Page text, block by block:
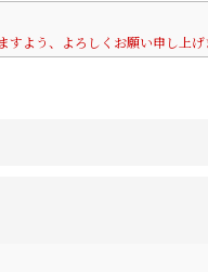
よう、よろしくお願い申し上げ